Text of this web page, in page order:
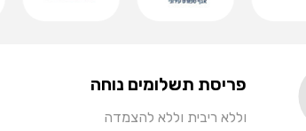
פריסת תשלומים נוחה
וללא ריבית וללא להצמדה